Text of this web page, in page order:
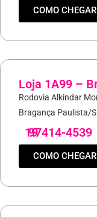
COMO CHEGAR
Loja 1A99 –
Rodovia Alkindar
Bragança Paulista/
19
97414-4539
COMO CHEGAR